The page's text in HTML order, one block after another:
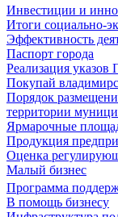
Инвестиции и
Итоги социально-
Эффективность
Паспорт города
Реализация указов
Покупай
Порядок
территории
Ярмарочные
Продукция
Оценка
Малый бизнес
Программа
В помощь бизнесу